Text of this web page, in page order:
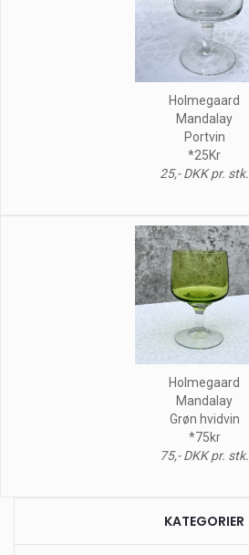
Holmegaard
Mandalay
Portvin
*25Kr
25,- DKK pr. stk.
Holmegaard
Mandalay
Grøn hvidvin
*75kr
75,- DKK pr. stk.
KATEGORIER